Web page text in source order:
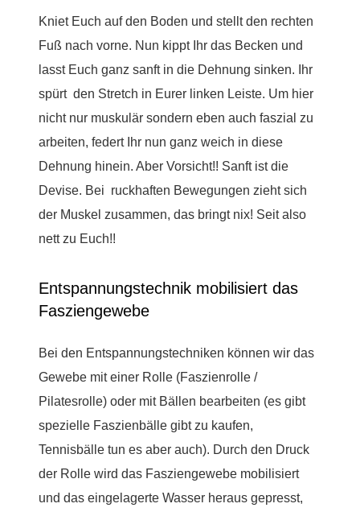
Kniet Euch auf den Boden und stellt den rechten
Fuß nach vorne. Nun kippt Ihr das Becken und
lasst Euch ganz sanft in die Dehnung sinken. Ihr
spürt den Stretch in Eurer linken Leiste. Um hier
nicht nur muskulär sondern eben auch faszial zu
arbeiten, federt Ihr nun ganz weich in diese
Dehnung hinein. Aber Vorsicht!! Sanft ist die
Devise. Bei ruckhaften Bewegungen zieht sich
der Muskel zusammen, das bringt nix! Seit also
nett zu Euch!!
Entspannungstechnik mobilisiert das
Fasziengewebe
Bei den Entspannungstechniken können wir das
Gewebe mit einer Rolle (Faszienrolle /
Pilatesrolle) oder mit Bällen bearbeiten (es gibt
spezielle Faszienbälle gibt zu kaufen,
Tennisbälle tun es aber auch). Durch den Druck
der Rolle wird das Fasziengewebe mobilisiert
und das eingelagerte Wasser heraus gepresst,